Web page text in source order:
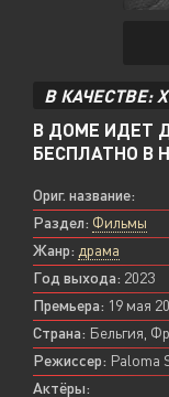
В КАЧЕСТВЕ:
В ДОМЕ ИДЕТ
БЕСПЛАТНО В
Ориг. название:
Раздел: Фильмы
Жанр: драма
Год выхода: 2023
Премьера: 19 мая
Страна: Бельгия,
Режиссер: Paloma
Актёры: